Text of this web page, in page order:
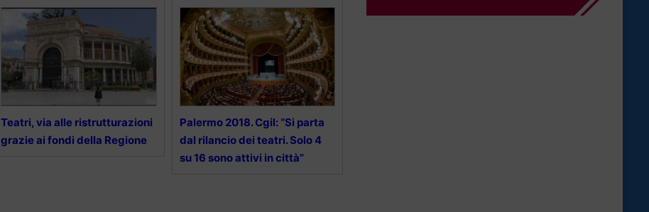
Teatri, via alle ristrutturazioni
grazie ai fondi della Regione
Palermo 2018. Cgil: “Si parta
dal rilancio dei teatri. Solo 4
su 16 sono attivi in città”